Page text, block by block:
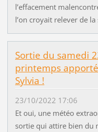
l’effacement
l’on croyait relever de la
Sortie du samedi
printemps
Sylvia !
23/10/2022 17:06
Et oui, une météo
sortie qui attire bien du